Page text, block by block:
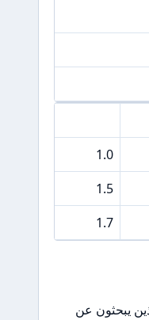
1.0
1.5
1.7
يبحثون عن